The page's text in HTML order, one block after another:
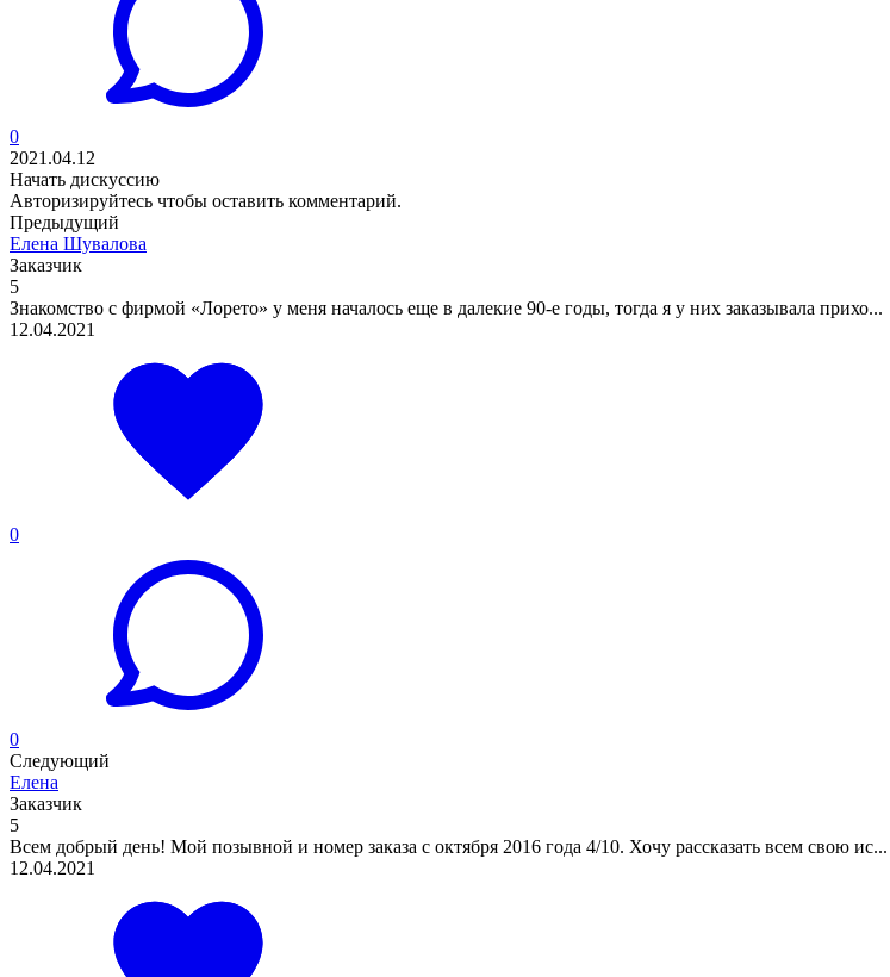
0
2021.04.12
Начать дискуссию
Авторизируйтесь чтобы оставить комментарий.
Предыдущий
Елена Шувалова
Заказчик
5
Знакомство с фирмой «Лорето» у меня началось еще в далекие 90-е годы, тогда я у них заказывала прихо...
12.04.2021
0
0
Следующий
Елена
Заказчик
5
Всем добрый день! Мой позывной и номер заказа с октября 2016 года 4/10. Хочу рассказать всем свою ис...
12.04.2021